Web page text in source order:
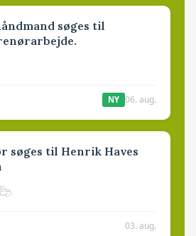
søges til
NY 06. aug.
søges til Henrik Haves
03. aug.